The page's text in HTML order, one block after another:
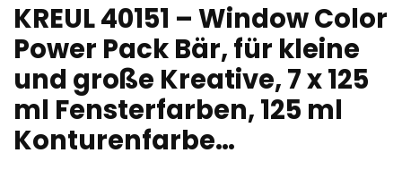
KREUL 40151 – Window Color
Power Pack Bär, für kleine
und große Kreative, 7 x 125
ml Fensterfarben, 125 ml
Konturenfarbe…